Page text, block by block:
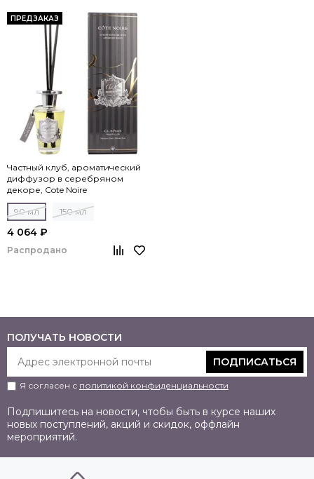
ПРЕДЗАКАЗ
Частный клуб, ароматический
диффузор в серебряном
декоре, Cote Noire
90 мл 150 мл
4 064 ₽
Распродано
ПОЛУЧАТЬ НОВОСТИ
ПОДПИСАТЬСЯ
Я согласен с политикой конфиденциальности
Подпишитесь на новости, чтобы быть в курсе наших
новых поступлений, акций и скидок, оффлайн
мероприятий.